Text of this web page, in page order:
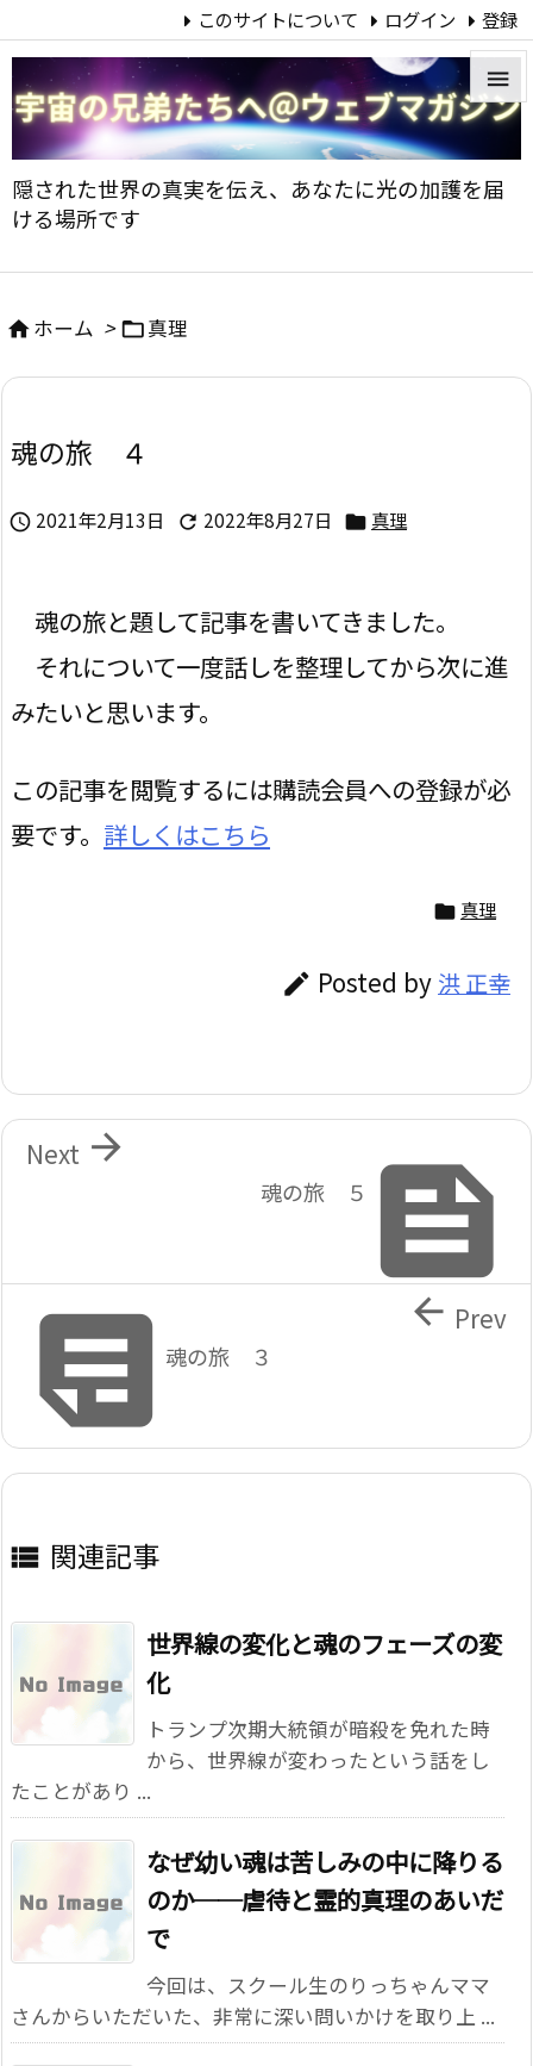
隠された世界の真実を伝え、あなたに光の加護を届
ける場所です


メニ


次へ
このサイトについて ログイン 登録
ホーム > 真理
魂の旅 ４
 2021年2月13日  2022年8月27日  真理
魂の旅と題して記事を書いてきました。
それについて一度話しを整理してから次に進
みたいと思います。
この記事を閲覧するには購読会員への登録が必
要です。 詳しくはこちら
 真理
 Posted by 洪 正幸

魂の旅 ５

Next
魂の旅 ３
 Prev
 関連記事
世界線の変化と魂のフェーズの変
化
トランプ次期大統領が暗殺を免れた時
から、世界線が変わったという話をし
たことがあり ...
なぜ幼い魂は苦しみの中に降りる
のか──虐待と霊的真理のあいだ
で
今回は、スクール生のりっちゃんママ
さんからいただいた、非常に深い問いかけを取り上 ...